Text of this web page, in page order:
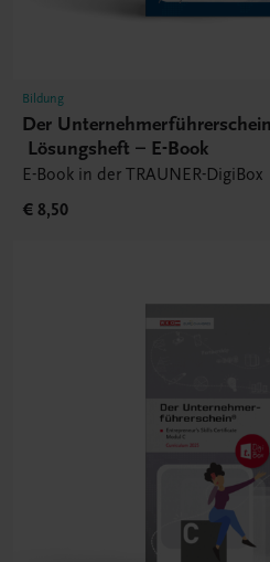
Bildung
Der
Lösungsheft – E-Book
E-Book in der TRAUNER-DigiBox
€ 8,50